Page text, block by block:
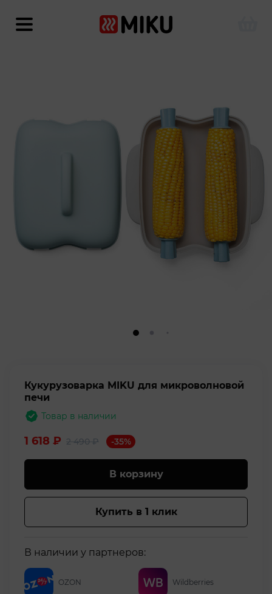
Кукурузоварка MIKU для микроволновой
печи
Товар в наличии
1 618 ₽ 2 490₽ -35%
В корзину
Купить в 1 клик
В наличии у партнеров:
OZON Wildberries